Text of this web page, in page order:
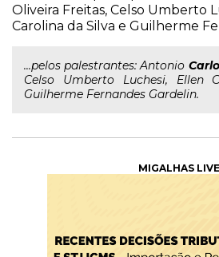
Oliveira Freitas, Celso Umberto
Carolina da Silva e Guilherme
...pelos palestrantes: Antonio
Celso Umberto Luchesi, Ellen
Guilherme Fernandes Gardelin.
MIGALHAS LIVE